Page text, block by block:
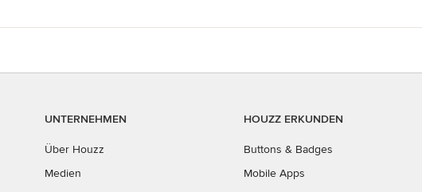
UNTERNEHMEN
Über Houzz
Medien
HOUZZ ERKUNDEN
Buttons & Badges
Mobile Apps